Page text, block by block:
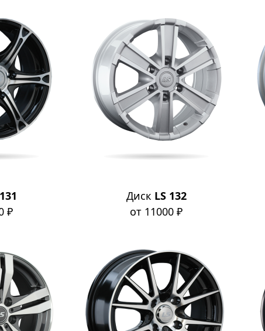
₽
Диск LS 132
от 11000 ₽